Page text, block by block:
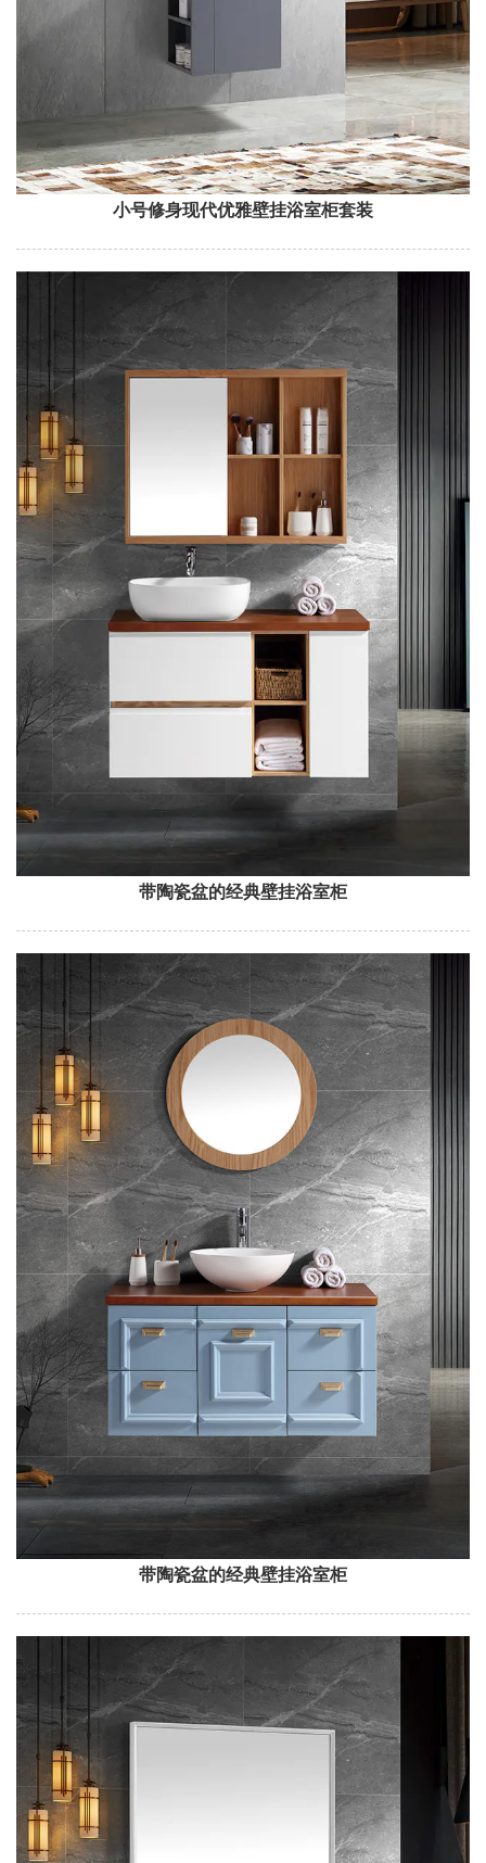
小号修身现代优雅壁挂浴室柜套装
带陶瓷盆的经典壁挂浴室柜
带陶瓷盆的经典壁挂浴室柜